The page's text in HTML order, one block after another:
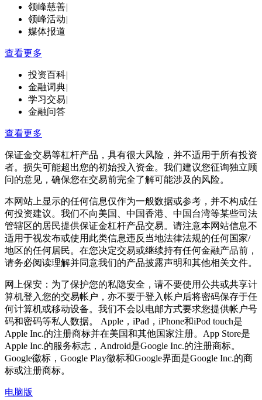
领峰慈善|
领峰活动|
媒体报道
查看更多
投资百科|
金融词典|
学习交易|
金融问答
查看更多
保证金交易等杠杆产品，具有很大风险，并不适用于所有投资
者。损失可能超出您的初始投入资金。我们建议您征询独立顾
问的意见，确保您在交易前完全了解可能涉及的风险。
本网站上显示的任何信息仅作为一般数据或参考，并不构成任
何投资建议。我们不向美国、中国香港、中国台湾等某些司法
管辖区的居民提供保证金杠杆产品交易。请注意本网站信息不
适用于视发布或使用此类信息违反当地法律法规的任何国家/
地区的任何居民。在您决定交易或继续持有任何金融产品前，
请务必阅读理解并同意我们的产品披露声明和其他相关文件。
网上保安：为了保护您的私隐安全，请不要使用公共或共享计
算机登入您的交易帐户，亦不要于登入帐户后将密码保存于任
何计算机或移动设备。我们不会以电邮方式要求您提供帐户号
码和密码等私人数据。 Apple，iPad，iPhone和iPod touch是
Apple Inc.的注册商标并在美国和其他国家注册。App Store是
Apple Inc.的服务标志，Android是Google Inc.的注册商标。
Google徽标，Google Play徽标和Google界面是Google Inc.的商
标或注册商标。
电脑版